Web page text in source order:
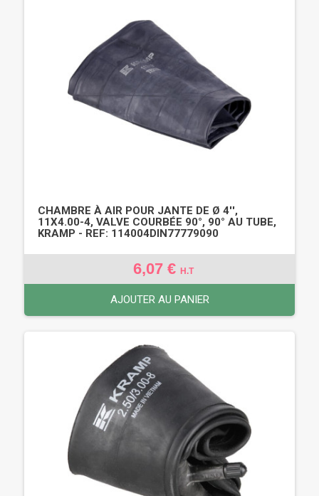
CHAMBRE À AIR POUR JANTE DE Ø 4'',
11X4.00-4, VALVE COURBÉE 90°, 90° AU TUBE,
KRAMP - REF: 114004DIN77779090
6,07 € H.T
AJOUTER AU PANIER